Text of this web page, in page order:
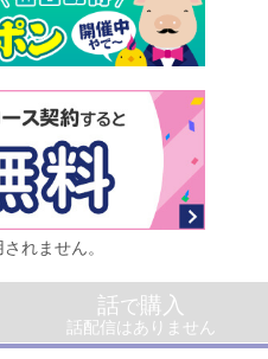
れません。
話で購入
話配信はありません